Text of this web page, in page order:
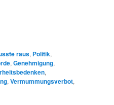
raus, Politik,
, Genehmigung,
,
, Vermummungsverbot,